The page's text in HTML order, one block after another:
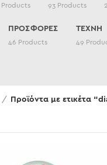
Products 93 Products
ΠΡΟΣΦΟΡΕΣ
46 Products
ΤΕΧΝΗ
49
Προϊόντα με ετικέτα